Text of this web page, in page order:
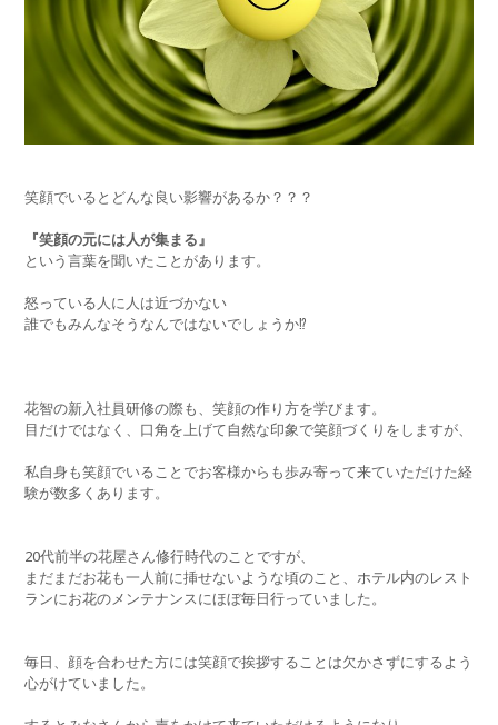
笑顔でいるとどんな良い影響があるか？？？
『笑顔の元には人が集まる』
という言葉を聞いたことがあります。
怒っている人に人は近づかない
誰でもみんなそうなんではないでしょうか⁉️
花智の新入社員研修の際も、笑顔の作り方を学びます。
目だけではなく、口角を上げて自然な印象で笑顔づくりをしますが、
私自身も笑顔でいることでお客様からも歩み寄って来ていただけた経
験が数多くあります。
20代前半の花屋さん修行時代のことですが、
まだまだお花も一人前に挿せないような頃のこと、ホテル内のレスト
ランにお花のメンテナンスにほぼ毎日行っていました。
毎日、顔を合わせた方には笑顔で挨拶することは欠かさずにするよう
心がけていました。